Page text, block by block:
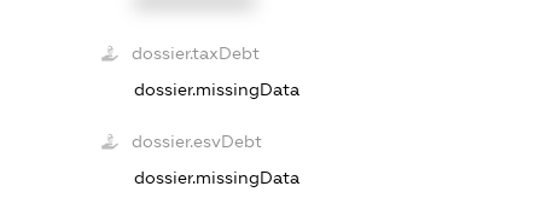
dossier.taxDebt
dossier.missingData
dossier.esvDebt
dossier.missingData